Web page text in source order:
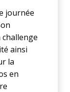
journée
ainsi
la
en